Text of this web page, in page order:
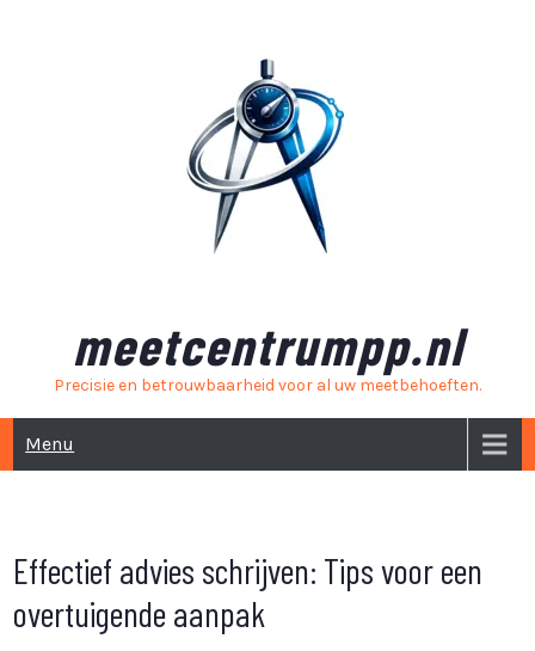
meetcentrumpp.nl
Precisie en betrouwbaarheid voor al uw meetbehoeften.
Menu
Effectief advies schrijven: Tips voor een
overtuigende aanpak